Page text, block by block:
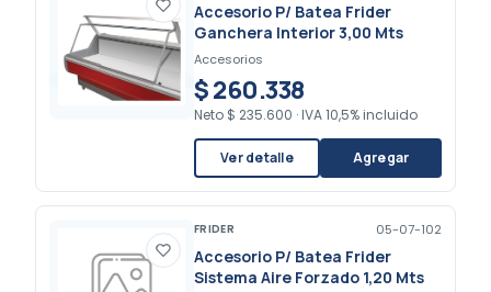
Accesorio P/ Batea Frider
Ganchera Interior 3,00 Mts
Accesorios
$ 260.338
Neto $ 235.600 · IVA 10,5% incluido
Ver detalle Agregar
FRIDER 05-07-102
Accesorio P/ Batea Frider
Sistema Aire Forzado 1,20 Mts